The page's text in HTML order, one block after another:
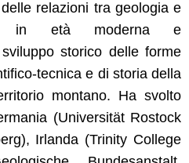
relazioni tra geologia e
in età moderna e
storico delle forme
tecnica e di storia della
montano. Ha svolto
(Universität Rostock
Irlanda (Trinity College